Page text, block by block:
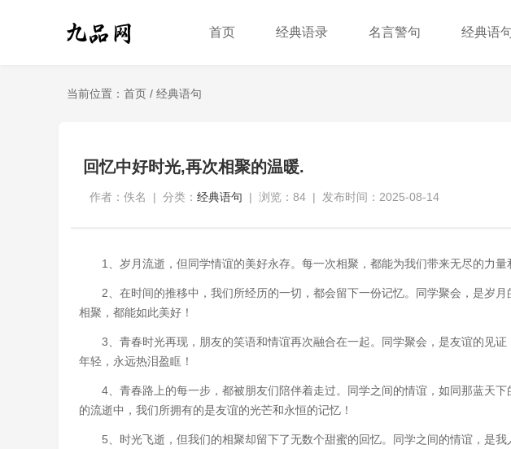
首页 经典语录 名言警句 经典语
当前位置： 首页 / 经典语句
回忆中好时光,再次相聚的温暖.
作者：佚名 | 分类： 经典语句 | 浏览：84 | 发布时间：2025-08-14
1、岁月流逝，但同学情谊的美好永存。每一次相聚，都能为我们带来无尽的力量
2、在时间的推移中，我们所经历的一切，都会留下一份记忆。同学聚会，是岁
相聚，都能如此美好！
3、青春时光再现，朋友的笑语和情谊再次融合在一起。同学聚会，是友谊的见
年轻，永远热泪盈眶！
4、青春路上的每一步，都被朋友们陪伴着走过。同学之间的情谊，如同那蓝天
的流逝中，我们所拥有的是友谊的光芒和永恒的记忆！
5、时光飞逝，但我们的相聚却留下了无数个甜蜜的回忆。同学之间的情谊，是